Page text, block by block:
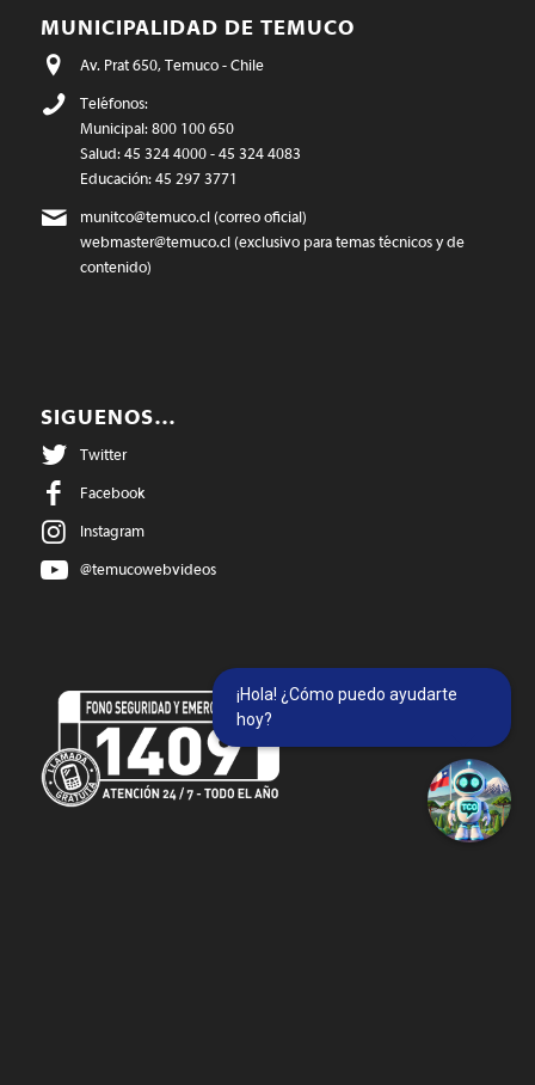
MUNICIPALIDAD DE TEMUCO
Av. Prat 650, Temuco - Chile
Teléfonos:
Municipal: 800 100 650
Salud: 45 324 4000 - 45 324 4083
Educación: 45 297 3771
munitco@temuco.cl(correo oficial)
webmaster@temuco.cl(exclusivo para temas técnicos y de
contenido)
SIGUENOS…
Twitter
Facebook
Instagram
@temucowebvideos
¡Hola! ¿Cómo puedo ayudarte
hoy?